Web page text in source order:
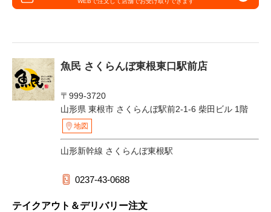
魚民 さくらんぼ東根東口駅前店
〒999-3720
山形県 東根市 さくらんぼ駅前2-1-6 柴田ビル 1階
地図
山形新幹線 さくらんぼ東根駅
0237-43-0688
テイクアウト＆デリバリー注文